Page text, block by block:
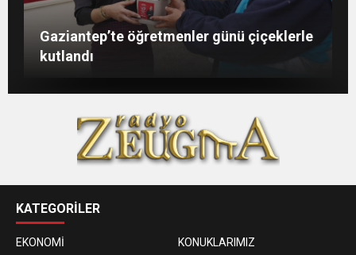
Konukoğlu: Türkiye ekonomisine 11 farklı
sektörde değer katıyoruz
Gaziantep’te öğretmenler günü çiçeklerle
kutlandı
GAÜN’de gri kod tatbikatı gerçeği
Şahin: “İstikbalimizi şekillendirecek olan
sizlersiniz”
KATEGORİLER
EKONOMİ
KONUKLARIMIZ